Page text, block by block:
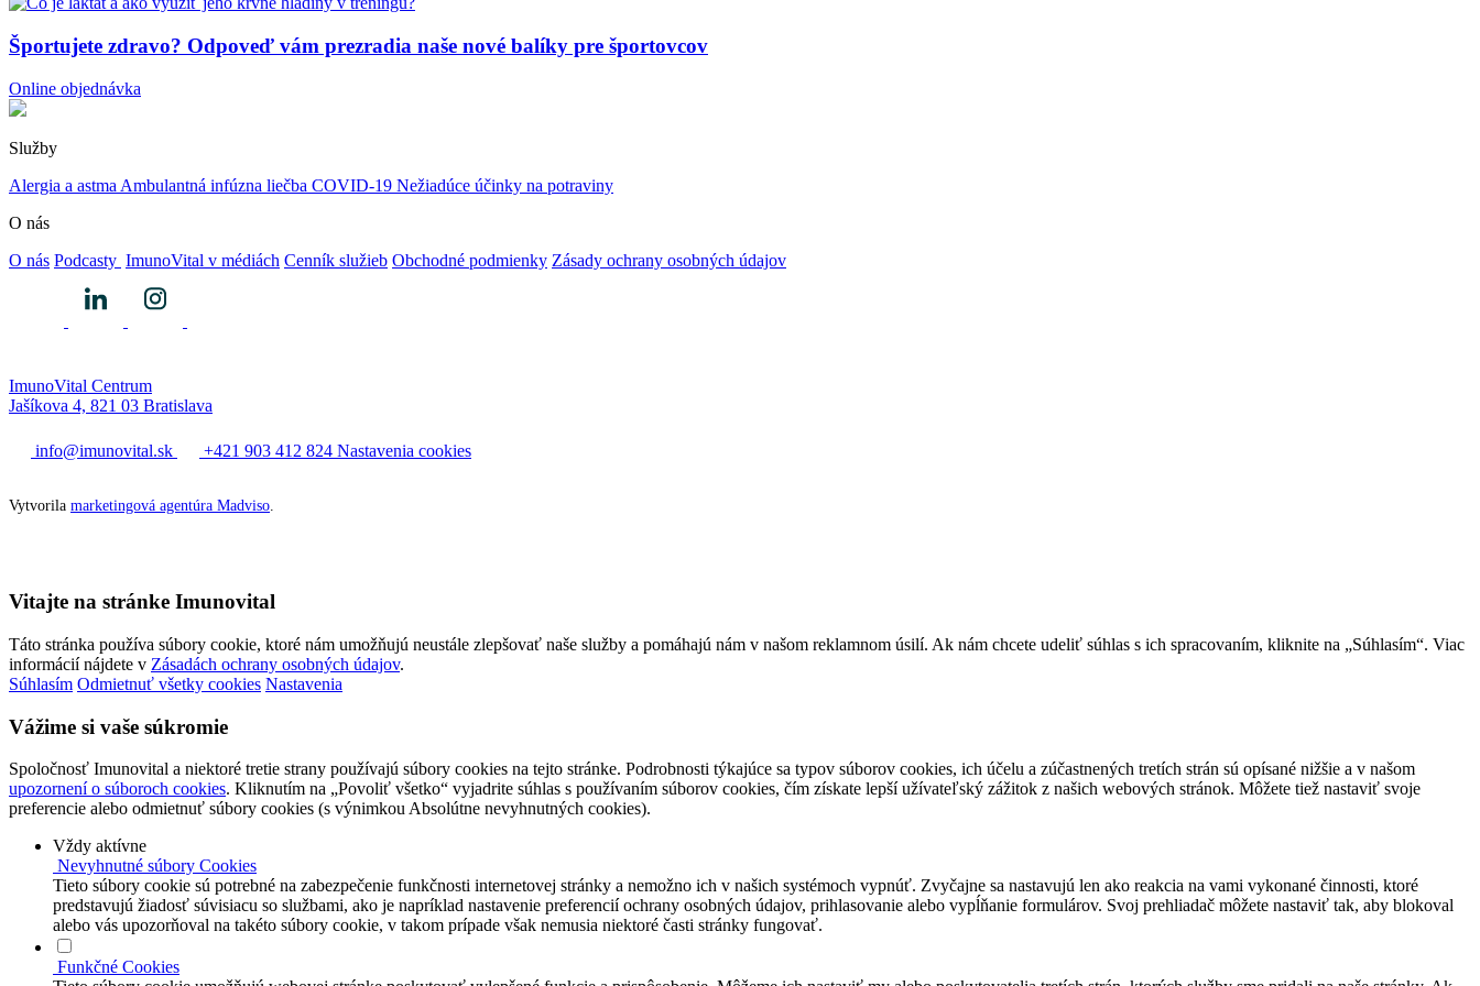
Športujete zdravo? Odpoveď vám prezradia naše nové balíky pre športovcov
Online objednávka
Služby
Alergia a astma Ambulantná infúzna liečba COVID-19 Nežiadúce účinky na potraviny
O nás
O nás Podcasty ImunoVital v médiách Cenník služieb Obchodné podmienky Zásady ochrany osobných údajov
ImunoVital Centrum
Jašíkova 4, 821 03 Bratislava
info@imunovital.sk +421 903 412 824 Nastavenia cookies
Vytvorila marketingová agentúra Madviso
Vitajte na stránke Imunovital
Táto stránka používa súbory cookie, ktoré nám umožňujú neustále zlepšovať naše služby a pomáhajú nám v našom reklamnom úsilí. Ak nám chcete udeliť súhlas s ich spracovaním, kliknite na „Súhlasím“. Viac
informácií nájdete v Zásadách ochrany osobných údajov.
Súhlasím Odmietnuť všetky cookies Nastavenia
Vážime si vaše súkromie
Spoločnosť Imunovital a niektoré tretie strany používajú súbory cookies na tejto stránke. Podrobnosti týkajúce sa typov súborov cookies, ich účelu a zúčastnených tretích strán sú opísané nižšie a v našom
upozornení o súboroch cookies. Kliknutím na „Povoliť všetko“ vyjadrite súhlas s používaním súborov cookies, čím získate lepší užívateľský zážitok z našich webových stránok. Môžete tiež nastaviť svoje
preferencie alebo odmietnuť súbory cookies (s výnimkou Absolútne nevyhnutných cookies).
Vždy aktívne
Nevyhnutné súbory Cookies
Tieto súbory cookie sú potrebné na zabezpečenie funkčnosti internetovej stránky a nemožno ich v našich systémoch vypnúť. Zvyčajne sa nastavujú len ako reakcia na vami vykonané činnosti, ktoré
predstavujú žiadosť súvisiacu so službami, ako je napríklad nastavenie preferencií ochrany osobných údajov, prihlasovanie alebo vypĺňanie formulárov. Svoj prehliadač môžete nastaviť tak, aby blokoval
alebo vás upozorňoval na takéto súbory cookie, v takom prípade však nemusia niektoré časti stránky fungovať.
Funkčné Cookies